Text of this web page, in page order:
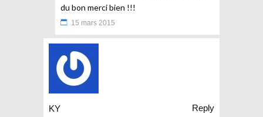
du bon merci bien !!!
15 mars 2015
KY
Reply